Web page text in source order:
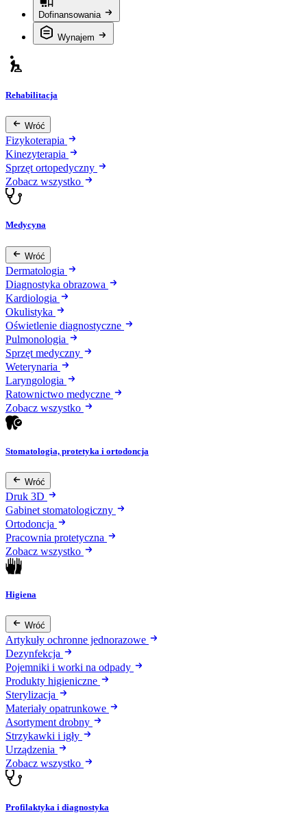
Dofinansowania
Wynajem
Rehabilitacja
Wróć
Fizykoterapia
Kinezyterapia
Sprzęt ortopedyczny
Zobacz wszystko
Medycyna
Wróć
Dermatologia
Diagnostyka obrazowa
Kardiologia
Okulistyka
Oświetlenie diagnostyczne
Pulmonologia
Sprzęt medyczny
Weterynaria
Laryngologia
Ratownictwo medyczne
Zobacz wszystko
Stomatologia, protetyka i ortodoncja
Wróć
Druk 3D
Gabinet stomatologiczny
Ortodoncja
Pracownia protetyczna
Zobacz wszystko
Higiena
Wróć
Artykuły ochronne jednorazowe
Dezynfekcja
Pojemniki i worki na odpady
Produkty higieniczne
Sterylizacja
Materiały opatrunkowe
Asortyment drobny
Strzykawki i igły
Urządzenia
Zobacz wszystko
Profilaktyka i diagnostyka